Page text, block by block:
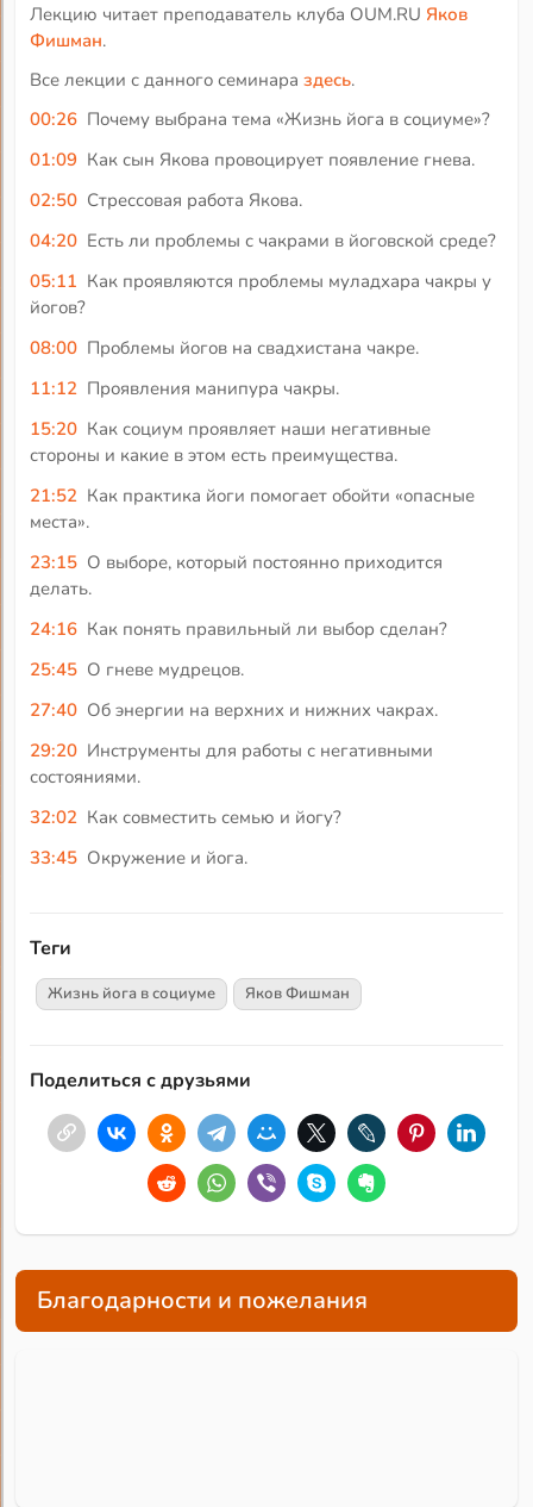
Лекцию читает преподаватель клуба OUM.RU Яков
Фишман.
Все лекции с данного семинараздесь.
00:26 Почему выбрана тема «Жизнь йога в социуме»?
01:09 Как сын Якова провоцирует появление гнева.
02:50 Стрессовая работа Якова.
04:20 Есть ли проблемы с чакрами в йоговской среде?
05:11 Как проявляются проблемы муладхара чакры у
йогов?
08:00 Проблемы йогов на свадхистана чакре.
11:12 Проявления манипура чакры.
15:20 Как социум проявляет наши негативные
стороны и какие в этом есть преимущества.
21:52 Как практика йоги помогает обойти «опасные
места».
23:15 О выборе, который постоянно приходится
делать.
24:16 Как понять правильный ли выбор сделан?
25:45 О гневе мудрецов.
27:40 Об энергии на верхних и нижних чакрах.
29:20 Инструменты для работы с негативными
состояниями.
32:02 Как совместить семью и йогу?
33:45 Окружение и йога.
Теги
Жизнь йога в социуме Яков Фишман
Поделиться с друзьями
Благодарности и пожелания